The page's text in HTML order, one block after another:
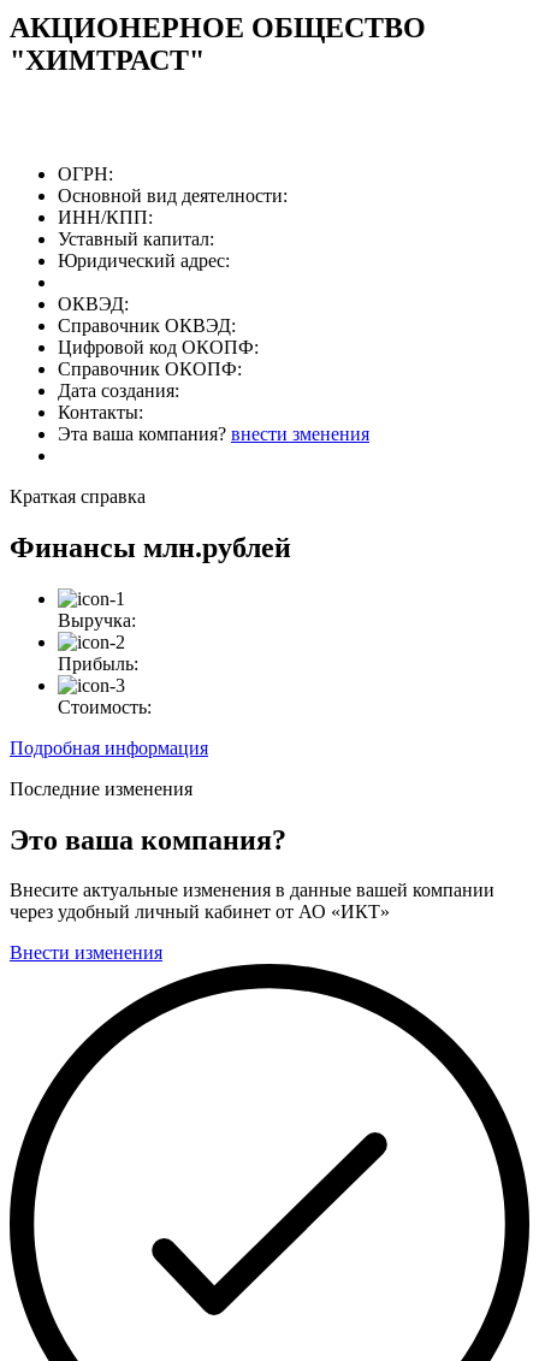
АКЦИОНЕРНОЕ ОБЩЕСТВО
"ХИМТРАСТ"
ОГРН:
Основной вид деятелности:
ИНН/КПП:
Уставный капитал:
Юридический адрес:
ОКВЭД:
Справочник ОКВЭД:
Цифровой код ОКОПФ:
Справочник ОКОПФ:
Дата создания:
Контакты:
Эта ваша компания? внести зменения
Краткая справка
Финансы млн.рублей
Выручка:
Прибыль:
Стоимость:
Подробная информация
Последние изменения
Это ваша компания?
Внесите актуальные изменения в данные вашей компании
через удобный личный кабинет от АО «ИКТ»
Внести изменения